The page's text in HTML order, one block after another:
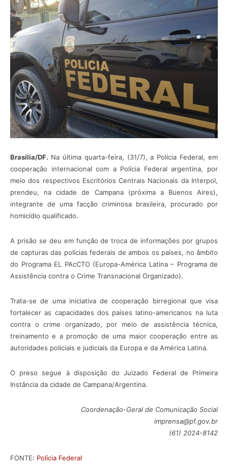
Brasília/DF. Na última quarta-feira, (31/7), a Polícia Federal, em
cooperação internacional com a Polícia Federal argentina, por
meio dos respectivos Escritórios Centrais Nacionais da Interpol,
prendeu, na cidade de Campana (próxima a Buenos Aires),
integrante de uma facção criminosa brasileira, procurado por
homicídio qualificado.
A prisão se deu em função de troca de informações por grupos
de capturas das polícias federais de ambos os países, no âmbito
do Programa EL PAcCTO (Europa-América Latina – Programa de
Assistência contra o Crime Transnacional Organizado).
Trata-se de uma iniciativa de cooperação birregional que visa
fortalecer as capacidades dos países latino-americanos na luta
contra o crime organizado, por meio de assistência técnica,
treinamento e a promoção de uma maior cooperação entre as
autoridades policiais e judiciais da Europa e da América Latina.
O preso segue à disposição do Juizado Federal de Primeira
Instância da cidade de Campana/Argentina.
Coordenação-Geral de Comunicação Social
imprensa@pf.gov.br
(61) 2024-8142
FONTE: Polícia Federal